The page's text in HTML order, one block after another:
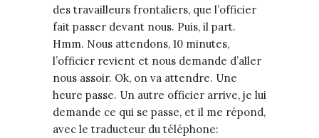
des travailleurs frontaliers, que l’officier
fait passer devant nous. Puis, il part.
Hmm. Nous attendons, 10 minutes,
l’officier revient et nous demande d’aller
nous assoir. Ok, on va attendre. Une
heure passe. Un autre officier arrive, je lui
demande ce qui se passe, et il me répond,
avec le traducteur du téléphone: